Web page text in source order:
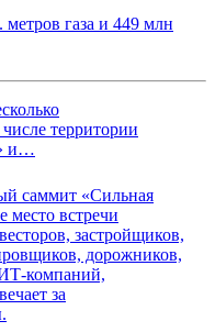
газа и 449 млн
территории
и…